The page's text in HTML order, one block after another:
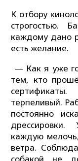
К отбору
строгостью.
каждому дано
есть желание.
— Как я уже
тем, кто
терпеливый.
постоянно
каждую
ветра.